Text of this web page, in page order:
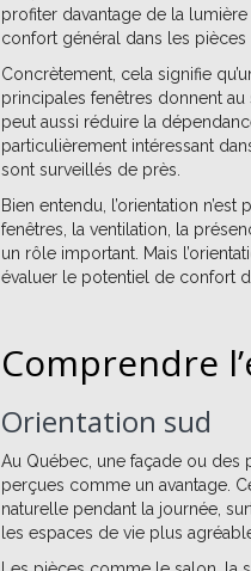
profiter davantage de la
confort général dans les pièces
Concrètement, cela signifie
principales fenêtres donnent au
peut aussi réduire la
particulièrement intéressant
sont surveillés de près.
Bien entendu, l’orientation
fenêtres, la ventilation, la
un rôle important. Mais
évaluer le potentiel de confort
Comprendre
Orientation sud
Au Québec, une façade ou des
perçues comme un avantage.
naturelle pendant la journée,
les espaces de vie plus